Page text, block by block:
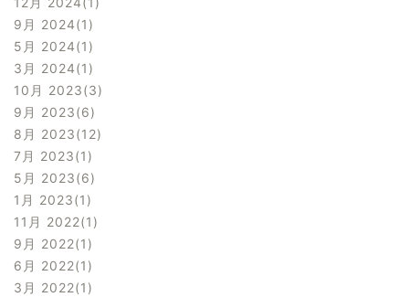
9月 2024 1
5月 2024 1
3月 2024 1
10月 2023 3
9月 2023 6
8月 2023 12
7月 2023 1
5月 2023 6
1月 2023 1
11月 2022 1
9月 2022 1
6月 2022 1
3月 2022 1